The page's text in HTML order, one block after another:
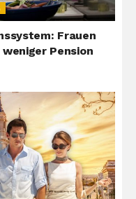
Frauen
Pension